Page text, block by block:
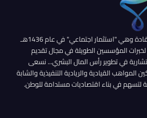
تأسست شركة تكوين القادة وهي "استثمار اجتماعي" في عام 1436هـ
استمرار لخبرات المؤسسين الطويلة في مجال تقديم
في تطوير رأس المال البشري... نسعى
القيادية والريادية التنفيذية والشابة
لتسهم في بناء اقتصاديات مستدامة للوطن.